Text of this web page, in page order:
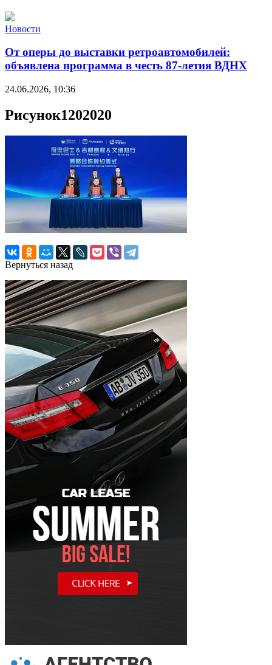
Новости
От оперы до выставки ретроавтомобилей:
объявлена программа в честь 87-летия ВДНХ
24.06.2026, 10:36
Рисунок1202020
Вернуться назад